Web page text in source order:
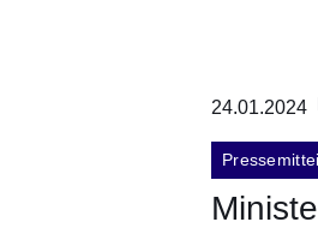
24.01.2024